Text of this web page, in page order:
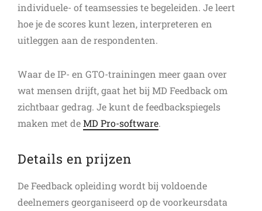
individuele- of teamsessies te begeleiden. Je leert
hoe je de scores kunt lezen, interpreteren en
uitleggen aan de respondenten.
Waar de IP- en GTO-trainingen meer gaan over
wat mensen drijft, gaat het bij MD Feedback om
zichtbaar gedrag. Je kunt de feedbackspiegels
maken met deMD Pro-software.
Details en prijzen
De Feedback opleiding wordt bij voldoende
deelnemers georganiseerd op de voorkeursdata